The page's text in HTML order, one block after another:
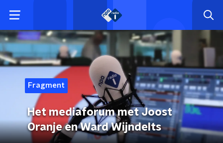
Fragment
Het mediaforum met Joost
Oranje en Ward Wijndelts